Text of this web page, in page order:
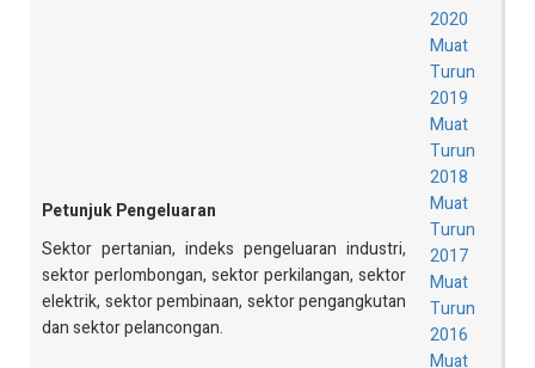
Petunjuk Pengeluaran
Sektor pertanian, indeks pengeluaran industri,
sektor perlombongan, sektor perkilangan, sektor
elektrik, sektor pembinaan, sektor pengangkutan
dan sektor pelancongan.
2020
Muat
Turun
2019
Muat
Turun
2018
Muat
Turun
2017
Muat
Turun
2016
Muat